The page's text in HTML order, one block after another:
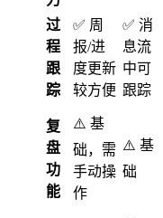
过
程
跟
踪
✅ 周
报/进
度更新
较方便
✅ 消
息流
中可
跟踪
复
盘
功
能
⚠️ 基
础，需
手动操
作
⚠️ 基
础